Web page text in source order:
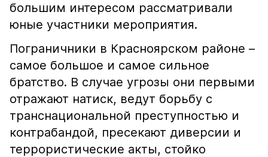
большим интересом рассматривали
юные участники мероприятия.
Пограничники в Красноярском районе –
самое большое и самое сильное
братство. В случае угрозы они первыми
отражают натиск, ведут борьбу с
транснациональной преступностью и
контрабандой, пресекают диверсии и
террористические акты, стойко